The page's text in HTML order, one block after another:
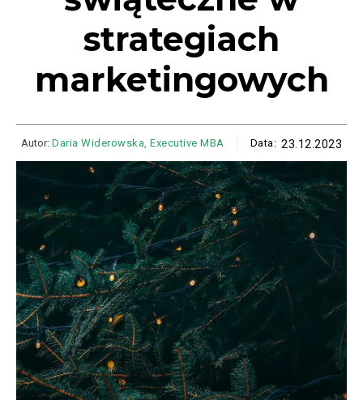
strategiach
marketingowych
Autor: Daria Widerowska, Executive MBA Data: 23.12.2023